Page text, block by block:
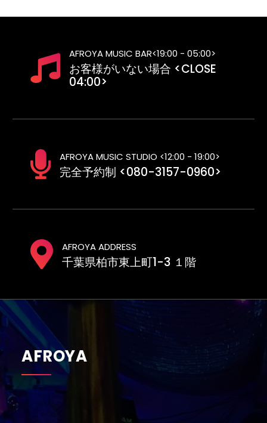
AFROYA MUSIC BAR<19:00 - 05:00>
お客様がいない場合 <CLOSE
04:00>
AFROYA MUSIC STUDIO <12:00 - 19:00>
完全予約制 <080-3157-0960>
AFROYA ADDRESS
千葉県柏市東上町1-3 １階
AFROYA